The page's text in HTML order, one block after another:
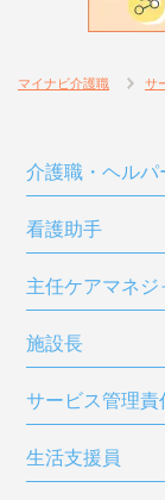
マイナビ介護職 サ
介護職・ヘルパ
看護助手
主任ケアマネジ
施設長
サービス管理責
生活支援員